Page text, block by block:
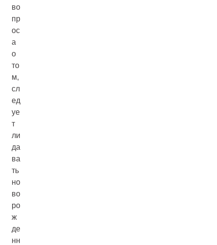
во
пр
ос
а
о
то
м,
сл
ед
уе
т
ли
да
ва
ть
но
во
ро
ж
де
нн